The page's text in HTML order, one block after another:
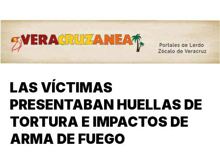
LAS VÍCTIMAS
PRESENTABAN HUELLAS DE
TORTURA E IMPACTOS DE
ARMA DE FUEGO